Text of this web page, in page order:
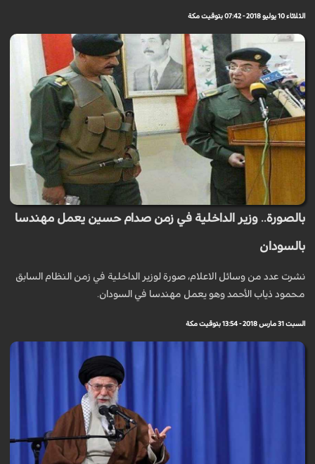
الثلاثاء 10 يوليو 2018 - 07:42 بتوقيت مكة
بالصورة.. وزير الداخلية في زمن صدام حسين يعمل مهندسا
بالسودان
نشرت عدد من وسائل الاعلام، صورة لوزير الداخلية في زمن النظام السابق
محمود ذياب الأحمد وهو يعمل مهندسا في السودان.
السبت 31 مارس 2018 - 13:54 بتوقيت مكة